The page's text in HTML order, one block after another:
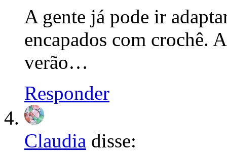
A gente já pode ir
encapados com crochê.
verão…
Responder
Claudia disse: